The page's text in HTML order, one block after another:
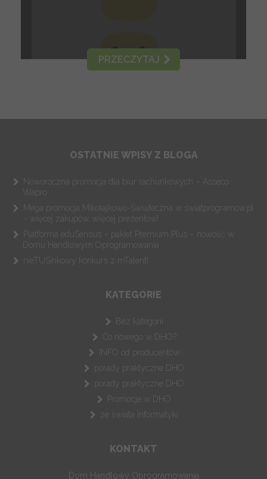
PRZECZYTAJ
OSTATNIE WPISY Z BLOGA
Noworoczna promocja dla biur rachunkowych – Asseco
Wapro
Mega promocja Mikołajkowo-Świąteczna w swiatprogramow.pl
– więcej zakupów, więcej prezentów!
Platforma eduSensus – pakiet Premium Plus – nowość w
Domu Handlowym Oprogramowania
nieTUSinkowy konkurs z mTalent!
KATEGORIE
Bez kategorii
Co nowego w DHO?
INFO od producentów
porady praktyczne DHO
porady praktyczne DHO
Promocje w DHO
ze świata informatyki
KONTAKT
Dom Handlowy Oprogramowania